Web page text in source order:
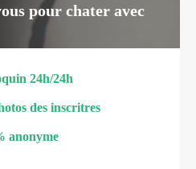
pour chater avec
24h/24h
des inscritres
anonyme